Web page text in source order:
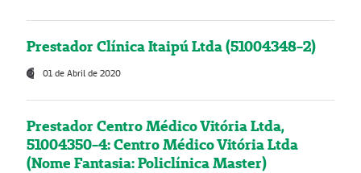
Prestador Clínica Itaipú Ltda (51004348-2)
01 de Abril de 2020
Prestador Centro Médico Vitória Ltda,
51004350-4: Centro Médico Vitória Ltda
(Nome Fantasia: Policlínica Master)